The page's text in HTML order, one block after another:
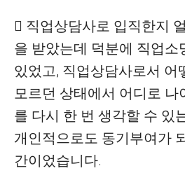
 직업상담사로 입직한지
을 받았는데 덕분에 직업소
있었고, 직업상담사로서 어
모르던 상태에서 어디로 나
를 다시 한 번 생각할 수 있
개인적으로도 동기부여가
간이었습니다.